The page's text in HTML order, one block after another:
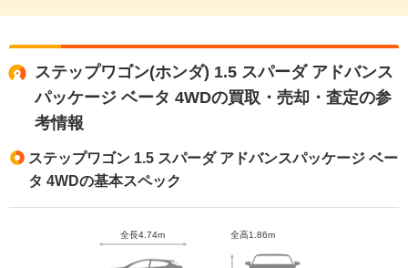
ステップワゴン(ホンダ) 1.5 スパーダ アドバンス
パッケージ ベータ 4WDの買取・売却・査定の参
考情報
ステップワゴン 1.5 スパーダ アドバンスパッケージ ベー
タ 4WDの基本スペック
全長4.74m 全高1.86m